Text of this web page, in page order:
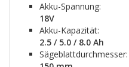
Akku-Spannung:
18V
Akku-Kapazität:
2.5 / 5.0 / 8.0 Ah
Sägeblattdurchmesser: